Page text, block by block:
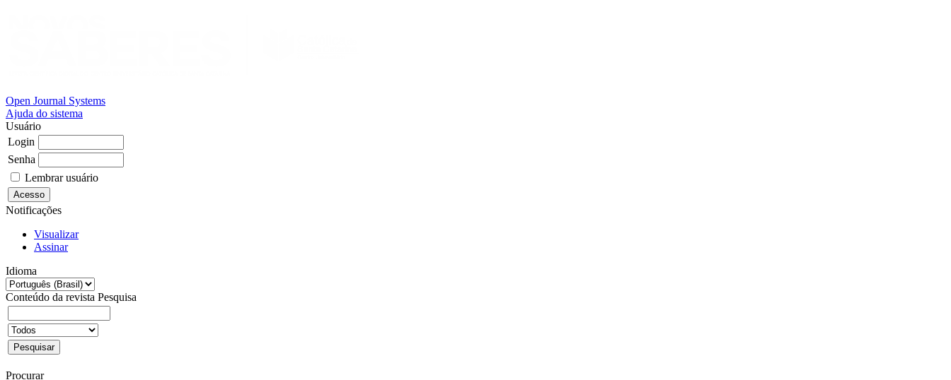
Open Journal Systems
Ajuda do sistema
Usuário
Login
Senha
Lembrar usuário
Notificações
Visualizar
Assinar
Idioma
Conteúdo da revista Pesquisa
Procurar